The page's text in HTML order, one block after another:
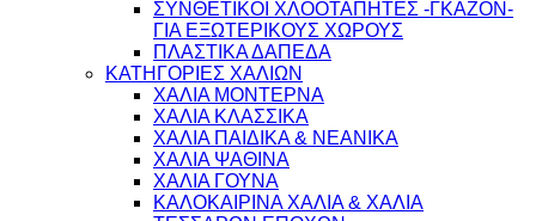
ΣΥΝΘΕΤΙΚΟΙ ΧΛΟΟΤΑΠΗΤΕΣ -ΓΚΑΖΟΝ-
ΓΙΑ ΕΞΩΤΕΡΙΚΟΥΣ ΧΩΡΟΥΣ
ΠΛΑΣΤΙΚΑ ΔΑΠΕΔΑ
ΚΑΤΗΓΟΡΙΕΣ ΧΑΛΙΩΝ
ΧΑΛΙΑ ΜΟΝΤΕΡΝΑ
ΧΑΛΙΑ ΚΛΑΣΣΙΚΑ
ΧΑΛΙΑ ΠΑΙΔΙΚΑ & ΝΕΑΝΙΚΑ
ΧΑΛΙΑ ΨΑΘΙΝΑ
ΧΑΛΙΑ ΓΟΥΝΑ
ΚΑΛΟΚΑΙΡΙΝΑ ΧΑΛΙΑ & ΧΑΛΙΑ